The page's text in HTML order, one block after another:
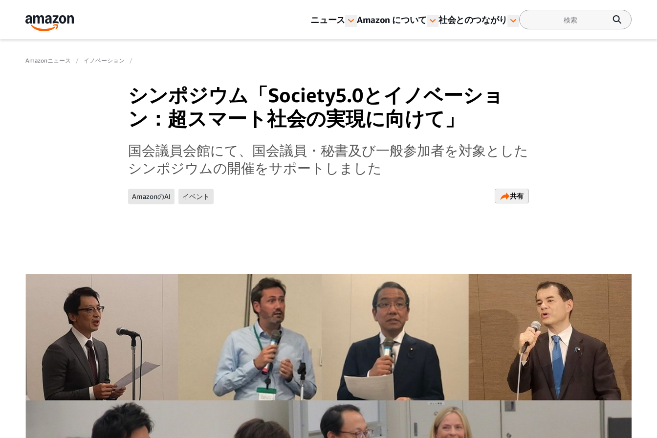
ニュース Amazon について 社会とのつながり
Amazonニュース イノベーション
シンポジウム「Society5.0とイノベーショ
ン：超スマート社会の実現に向けて」
国会議員会館にて、国会議員・秘書及び一般参加者を対象とした
シンポジウムの開催をサポートしました
AmazonのAI イベント 共有